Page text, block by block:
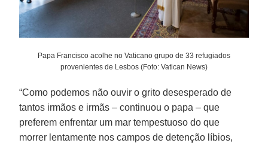
Papa Francisco acolhe no Vaticano grupo de 33 refugiados
provenientes de Lesbos (Foto: Vatican News)
“Como podemos não ouvir o grito desesperado de
tantos irmãos e irmãs – continuou o papa – que
preferem enfrentar um mar tempestuoso do que
morrer lentamente nos campos de detenção líbios,